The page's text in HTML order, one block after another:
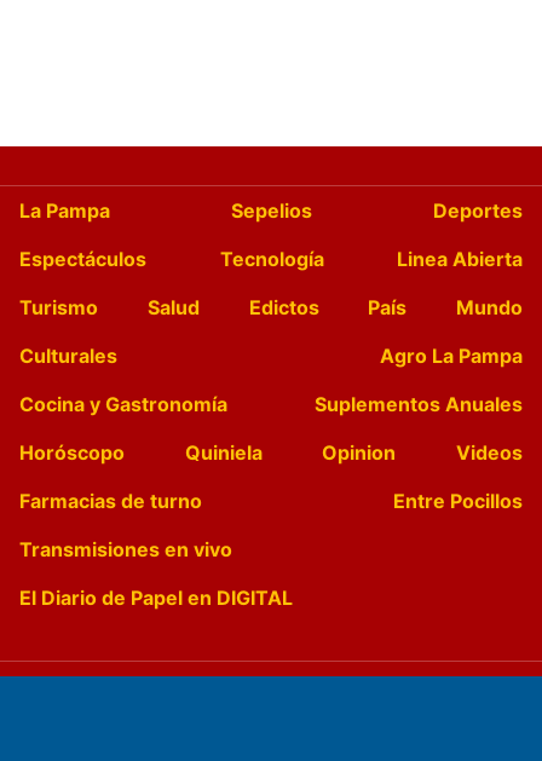
La Pampa Sepelios
Deportes
Espectáculos
Tecnología
Linea Abierta
Turismo
Salud Edictos País
Mundo
Culturales
Agro La Pampa
Cocina y Gastronomía
Suplementos Anuales
Horóscopo
Quiniela Opinion
Videos
Farmacias de turno
Entre Pocillos
Transmisiones en vivo
El Diario de Papel en DIGITAL